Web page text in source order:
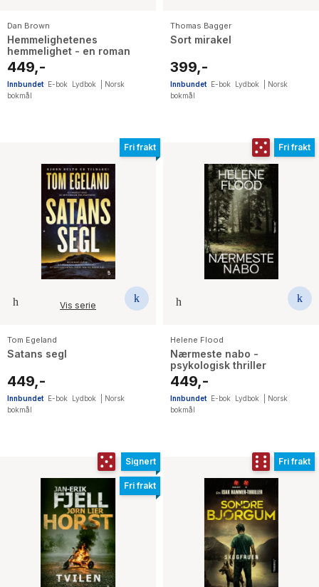
Dan Brown
Hemmelighetenes
hemmelighet - en roman
449,-
Innbundet E-bok Lydbok
Norsk
bokmål
Thomas Bagger
Sort mirakel
399,-
Innbundet E-bok Lydbok
Norsk
bokmål
Fri frakt
Vis serie
Tom Egeland
Satans segl
449,-
Innbundet E-bok Lydbok
Norsk
bokmål
Fri frakt
Helene Flood
Nærmeste nabo -
psykologisk thriller
449,-
Innbundet E-bok Lydbok
Norsk
bokmål
Signert
Fri frakt
Fri frakt